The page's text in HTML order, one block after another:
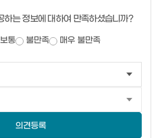
하는 정보에 대하여 만족하셨습니까?
보통 불만족 매우 불만족
의견등록